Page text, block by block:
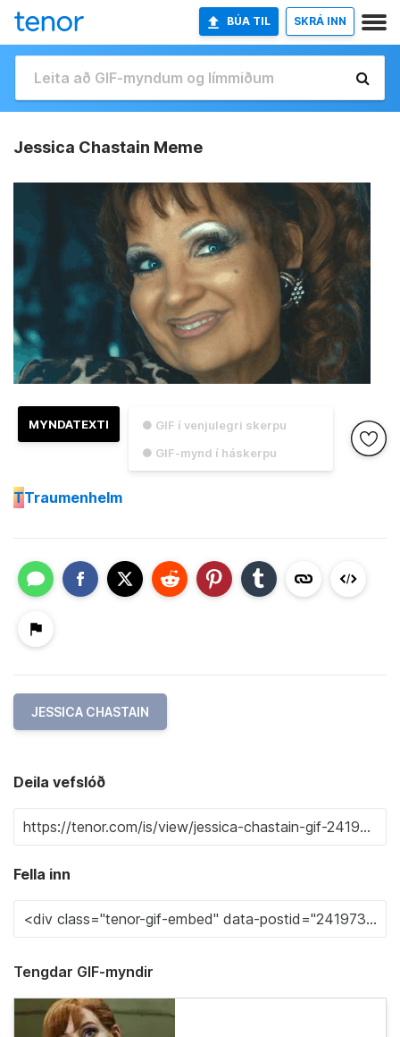
BÚA TIL SKRÁ INN
Jessica Chastain Meme
● GIF í venjulegri skerpu
● GIF-mynd í háskerpu
MYNDATEXTI
TTraumenhelm
JESSICA CHASTAIN
Deila vefslóð
Fella inn
Tengdar GIF-myndir